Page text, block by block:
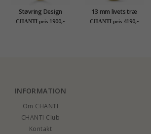
Støvring Design
livets træ Halskæde
CHANTI pris 1900,-
13 mm livets træ
diamant vedhæng i
CHANTI pris 4190,-
INFORMATION
Om CHANTI
CHANTI Club
Kontakt